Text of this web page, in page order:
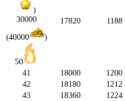
)
30000
(40000 )
50
17820 1188
41 18000 1200
42
18180 1212
43
18360 1224